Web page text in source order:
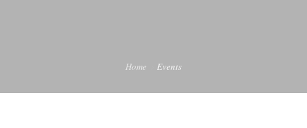
Home Events